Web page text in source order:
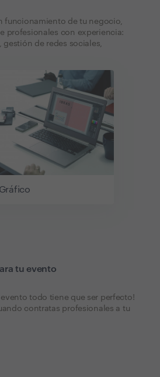
funcionamiento de tu negocio,
profesionales con experiencia:
de redes sociales,
tu evento
evento todo tiene que ser perfecto!
contratas profesionales a tu